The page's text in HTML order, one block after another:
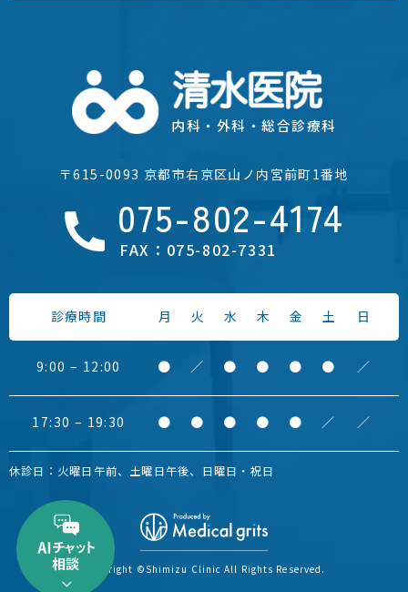
内科・外科・総合診療科
〒615-0093 京都市右京区山ノ内宮前町1番地
075-802-4174
FAX：075-802-7331
診療時間 月 火 水 木 金 土 日
9:00 – 12:00 ● ／ ● ● ● ● ／
17:30 – 19:30 ● ● ● ● ● ／ ／
休診日：火曜日午前、土曜日午後、日曜日・祝日
Copyright ©Shimizu ClinicAll Rights Reserved.